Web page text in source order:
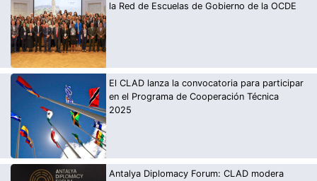
la Red de Escuelas de Gobierno de la OCDE
El CLAD lanza la convocatoria para participar
en el Programa de Cooperación Técnica
2025
Antalya Diplomacy Forum: CLAD modera